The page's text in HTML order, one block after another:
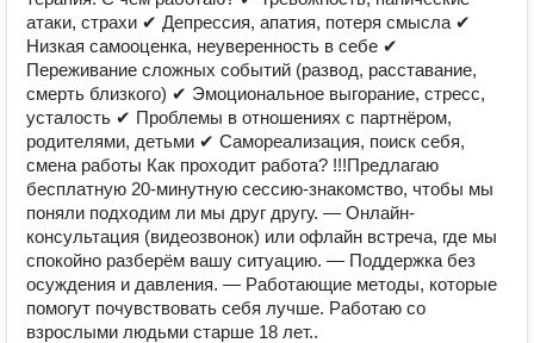
атаки, страхи ✔ Депрессия, апатия, потеря смысла ✔
Низкая самооценка, неуверенность в себе ✔
Переживание сложных событий (развод, расставание,
смерть близкого) ✔ Эмоциональное выгорание, стресс,
усталость ✔ Проблемы в отношениях с партнёром,
родителями, детьми ✔ Самореализация, поиск себя,
смена работы Как проходит работа? !!!Предлагаю
бесплатную 20-минутную сессию-знакомство, чтобы мы
поняли подходим ли мы друг другу. — Онлайн-
консультация (видеозвонок) или офлайн встреча, где мы
спокойно разберём вашу ситуацию. — Поддержка без
осуждения и давления. — Работающие методы, которые
помогут почувствовать себя лучше. Работаю со
взрослыми людьми старше 18 лет..